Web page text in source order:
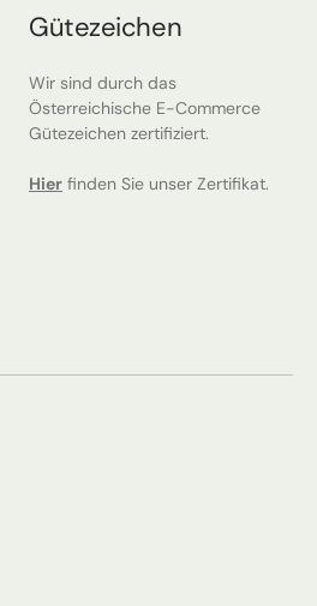
Gütezeichen
Wir sind durch das
Österreichische E-Commerce
Gütezeichen zertifiziert.
Hierfinden Sie unser Zertifikat.